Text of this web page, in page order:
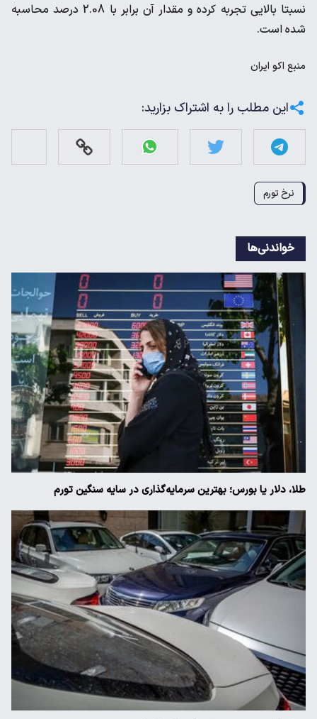
نسبتا بالایی تجربه کرده و مقدار آن برابر با 2.08 درصد محاسبه
شده است.
منبع اکو ایران
این مطلب را به اشتراک بزارید:
نرخ تورم
خواندنی‌ها
طلا، دلار یا بورس؛ بهترین سرمایه‌گذاری در سایه سنگین تورم